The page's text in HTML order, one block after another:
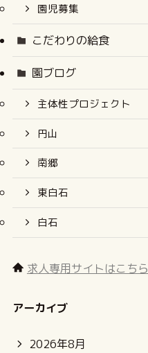
園児募集
こだわりの給食
園ブログ
主体性プロジェクト
円山
南郷
東白石
白石
求人専用サイトはこちら
アーカイブ
2026年8月